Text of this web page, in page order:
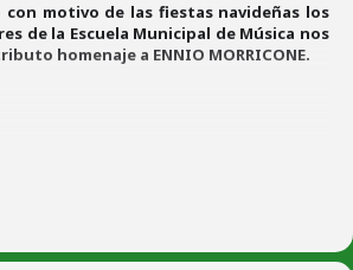
con motivo de las fiestas navideñas los
de la Escuela Municipal de Música nos
homenaje a ENNIO MORRICONE.
Municipal de Música